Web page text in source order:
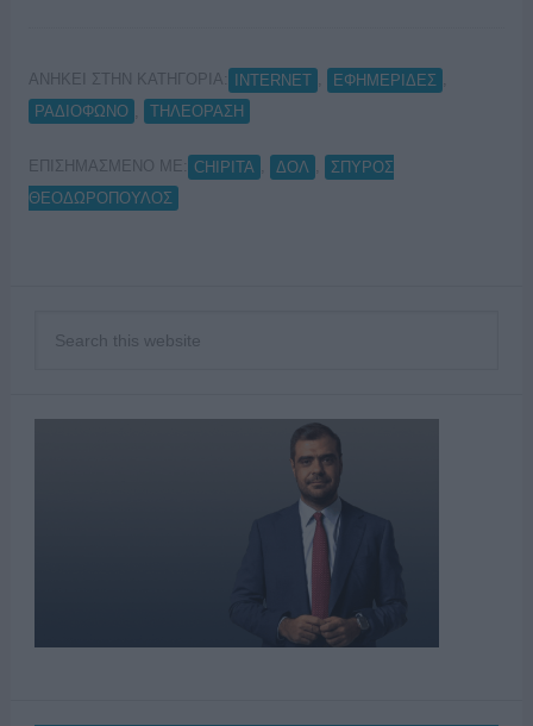
ΑΝΗΚΕΙ ΣΤΗΝ ΚΑΤΗΓΟΡΙΑ: INTERNET ΕΦΗΜΕΡΙΔΕΣ
ΡΑΔΙΟΦΩΝΟ
ΤΗΛΕΟΡΑΣΗ
ΕΠΙΣΗΜΑΣΜΕΝΟ ΜΕ: CHIPITA ΔΟΛ
ΣΠΥΡΟΣ
ΘΕΟΔΩΡΟΠΟΥΛΟΣ